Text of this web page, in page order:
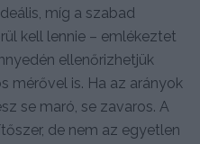
míg a szabad
kell lennie – emlékeztet
ellenőrizhetjük
mérővel is. Ha az arányok
se maró, se zavaros. A
de nem az egyetlen